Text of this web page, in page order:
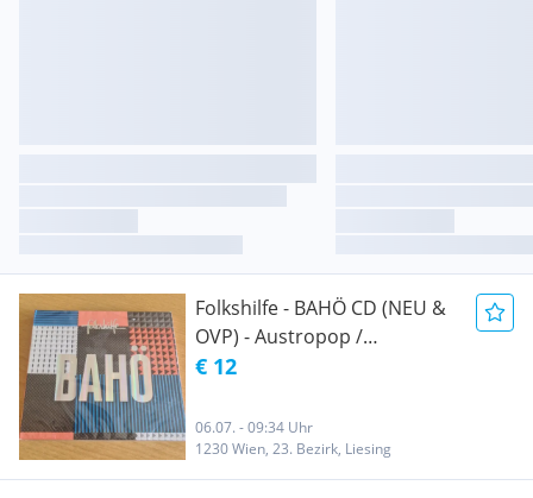
Folkshilfe - BAHÖ CD (NEU &
OVP) - Austropop /
Quetschn-Synthi-Pop
€ 12
06.07. - 09:34 Uhr
1230 Wien, 23. Bezirk, Liesing